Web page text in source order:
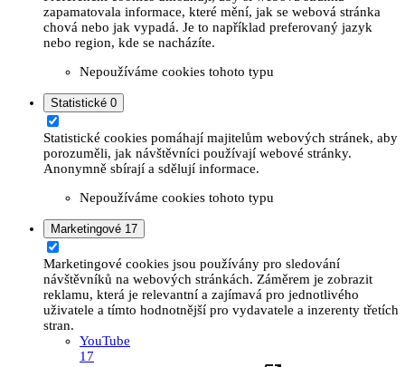
zapamatovala informace, které mění, jak se webová stránka
chová nebo jak vypadá. Je to například preferovaný jazyk
nebo region, kde se nacházíte.
Nepoužíváme cookies tohoto typu
Statistické 0
Statistické cookies pomáhají majitelům webových stránek, aby
porozuměli, jak návštěvníci používají webové stránky.
Anonymně sbírají a sdělují informace.
Nepoužíváme cookies tohoto typu
Marketingové 17
Marketingové cookies jsou používány pro sledování
návštěvníků na webových stránkách. Záměrem je zobrazit
reklamu, která je relevantní a zajímavá pro jednotlivého
uživatele a tímto hodnotnější pro vydavatele a inzerenty třetích
stran.
YouTube
17